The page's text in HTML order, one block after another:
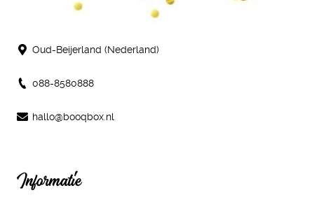
Oud-Beijerland (Nederland)
088-8580888
hallo@booqbox.nl
Informatie